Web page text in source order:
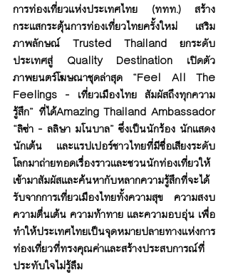
การท่องเที่ยวแห่งประเทศไทย (ททท.) สร้าง
กระแสกระตุ้นการท่องเที่ยวไทยครั้งใหม่ เสริม
ภาพลักษณ์ Trusted Thailand ยกระดับ
ประเทศสู่ Quality Destination เปิดตัว
ภาพยนตร์โฆษณาชุดล่าสุด “Feel All The
Feelings - เที่ยวเมืองไทย สัมผัสถึงทุกความ
รู้สึก” ที่ได้Amazing Thailand Ambassador
“ลิซ่า - ลลิษา มโนบาล” ซึ่งเป็นนักร้อง นักแสดง
นักเต้น และแรปเปอร์ชาวไทยที่มีชื่อเสียงระดับ
โลกมาถ่ายทอดเรื่องราวและชวนนักท่องเที่ยวให้
เข้ามาสัมผัสและค้นหากับหลากความรู้สึกที่จะได้
รับจากการเที่ยวเมืองไทยทั้งความสุข ความสงบ
ความตื่นเต้น ความท้าทาย และความอบอุ่น เพื่อ
ทำให้ประเทศไทยเป็นจุดหมายปลายทางแห่งการ
ท่องเที่ยวที่ทรงคุณค่าและสร้างประสบการณ์ที่
ประทับใจไม่รู้ลืม